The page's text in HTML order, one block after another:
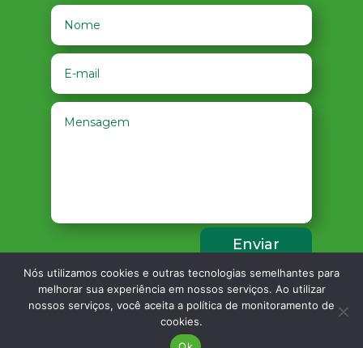
Enviar
© 2023 todos os direitos reservados – Ecoviver
Desenvolvimento p45m0 / Design: Thawany
Nós utilizamos cookies e outras tecnologias semelhantes para
melhorar sua experiência em nossos serviços. Ao utilizar
nossos serviços, você aceita a política de monitoramento de
cookies.